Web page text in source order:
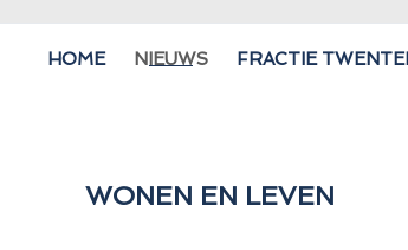
HOME NIEUWS FRACTIE
WONEN EN LEVEN